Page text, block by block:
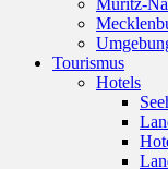
Tourismus
Hotels